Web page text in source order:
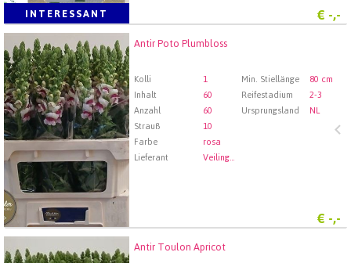
INTERESSANT € -,-
Antir Poto Plumbloss
Kolli 1 Min. Stiellänge
80 cm
Inhalt
60 Reifestadium
2-3
Anzahl
60 Ursprungsland
NL
Strauß
10
Farbe
rosa
Lieferant
Veiling Rhein-Maas GmbH & Co. KG
€ -,-
Antir Poto Plumbloss
Wählen Sie zuerst ein Abfartdatum.
Antir Toulon Apricot
Antir Toulon Apricot